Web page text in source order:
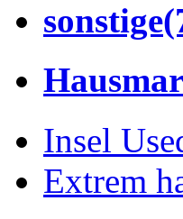
sonstige
Insel
Extrem